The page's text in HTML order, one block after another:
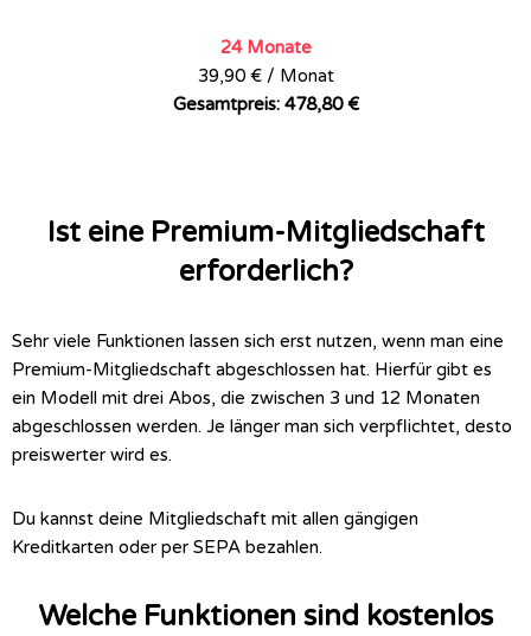
24 Monate
39,90 € / Monat
Gesamtpreis: 478,80 €
Ist eine Premium-Mitgliedschaft
erforderlich?
Sehr viele Funktionen lassen sich erst nutzen, wenn man eine
Premium-Mitgliedschaft abgeschlossen hat. Hierfür gibt es
ein Modell mit drei Abos, die zwischen 3 und 12 Monaten
abgeschlossen werden. Je länger man sich verpflichtet, desto
preiswerter wird es.
Du kannst deine Mitgliedschaft mit allen gängigen
Kreditkarten oder per SEPA bezahlen.
Welche Funktionen sind kostenlos